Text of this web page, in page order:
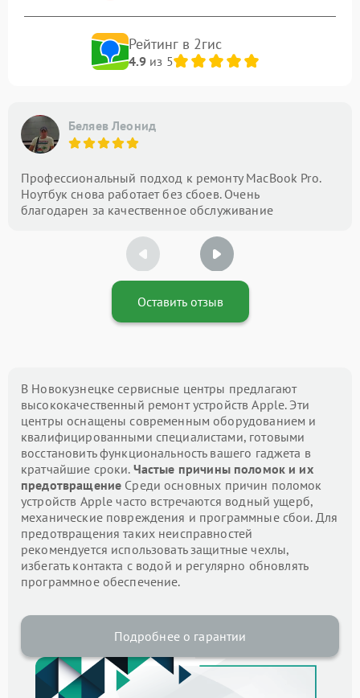
Рейтинг в 2гис
4.9из 5
Беляев Леонид
Профессиональный подход к ремонту MacBook Pro.
Ноутбук снова работает без сбоев. Очень
благодарен за качественное обслуживание
Оставить отзыв
В Новокузнецке сервисные центры предлагают
высококачественный ремонт устройств Apple. Эти
центры оснащены современным оборудованием и
квалифицированными специалистами, готовыми
восстановить функциональность вашего гаджета в
кратчайшие сроки. Частые причины поломок и их
предотвращение Среди основных причин поломок
устройств Apple часто встречаются водный ущерб,
механические повреждения и программные сбои. Для
предотвращения таких неисправностей
рекомендуется использовать защитные чехлы,
избегать контакта с водой и регулярно обновлять
программное обеспечение.
Подробнее о гарантии